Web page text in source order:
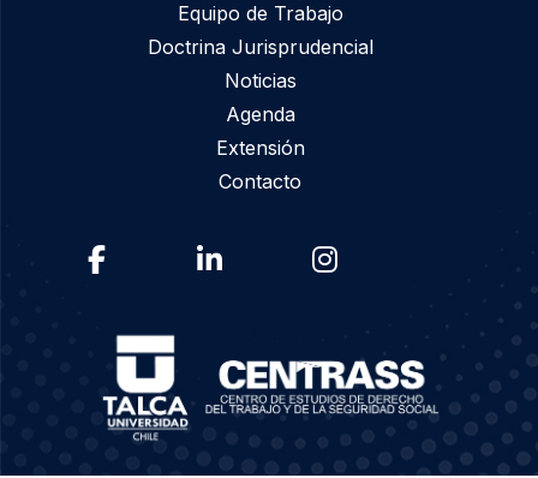
Equipo de Trabajo
Doctrina Jurisprudencial
Noticias
Agenda
Extensión
Contacto